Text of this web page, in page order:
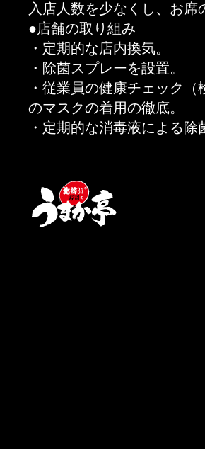
入店人数を少なくし、お
●店舗の取り組み
・定期的な店内換気。
・除菌スプレーを設置。
・従業員の健康チェック
のマスクの着用の徹底。
・定期的な消毒液による